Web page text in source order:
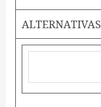
ALTERNATIVAS